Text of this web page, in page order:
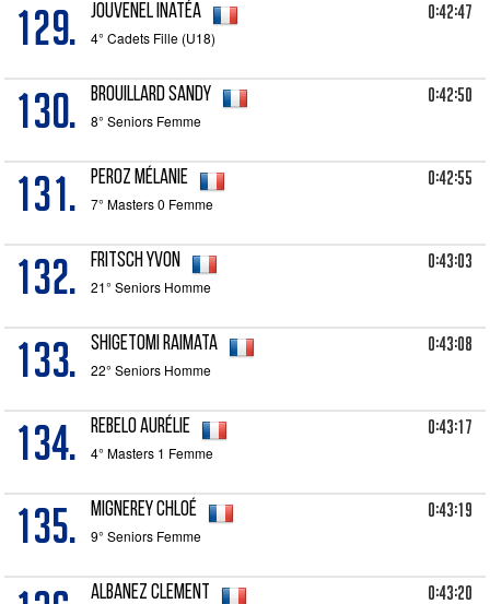
129. JOUVENEL Inatéa
4° Cadets Fille (U18)
0:42:47
130. BROUILLARD Sandy
8° Seniors Femme
0:42:50
131. PEROZ Mélanie
7° Masters 0 Femme
0:42:55
132. FRITSCH Yvon
21° Seniors Homme
0:43:03
133. SHIGETOMI Raimata
22° Seniors Homme
0:43:08
134. REBELO Aurélie
4° Masters 1 Femme
0:43:17
135. MIGNEREY Chloé
9° Seniors Femme
0:43:19
ALBANEZ Clement 0:43:20